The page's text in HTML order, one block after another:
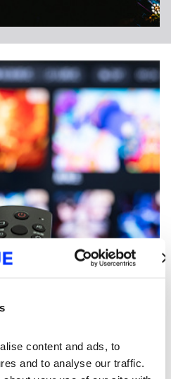
content and ads, to
and to analyse our traffic.